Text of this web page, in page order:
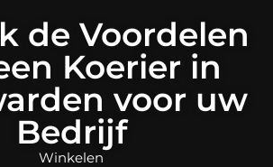
de Voordelen
Koerier in
voor uw
Bedrijf
Winkelen